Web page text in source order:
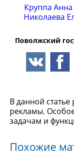
Круппа
Николаева
Поволжский
В данной
рекламы.
задачам и
Похожие